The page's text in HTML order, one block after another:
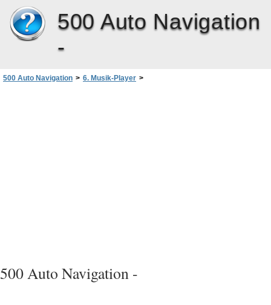
500 Auto Navigation
-
500 Auto Navigation > 6. Musik-Player >
500 Auto Navigation -